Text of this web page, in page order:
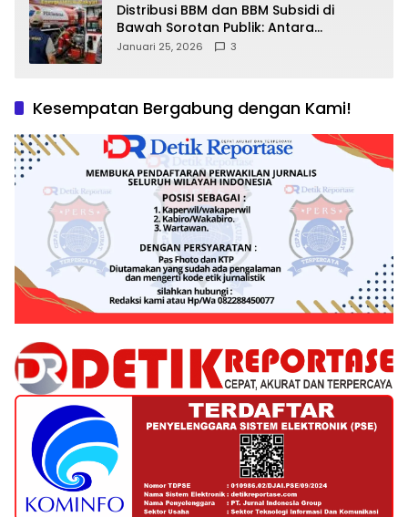
Distribusi BBM dan BBM Subsidi di
Bawah Sorotan Publik: Antara
Kepentingan Negara, Hak Konsumen,
Januari 25, 2026 3
Kesempatan Bergabung dengan Kami!